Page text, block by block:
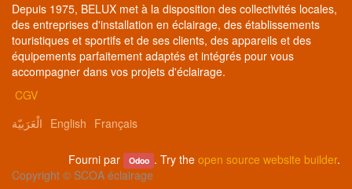
Depuis 1975, BELUX met à la disposition des collectivités locales,
des entreprises d'installation en éclairage, des établissements
touristiques et sportifs et de ses clients, des appareils et des
équipements parfaitement adaptés et intégrés pour vous
accompagner dans vos projets d'éclairage.
CGV
الْعَرَبيّة English Français
Fourni par Odoo . Try the open source website builder.
Copyright © SCOA éclairage